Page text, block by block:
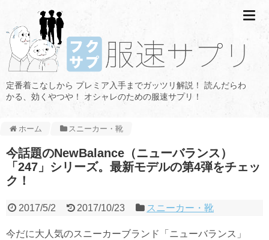
定番着こなしから プレミア入手までガッツリ解説！ 読んだらわ
かる、効くやつや！ オシャレのための服速サプリ！
ホーム スニーカー・靴
今話題のNewBalance（ニューバランス）
「247」シリーズ。最新モデルの第4弾をチェッ
ク！
2017/5/2 2017/10/23 スニーカー・靴
今だに大人気のスニーカーブランド「ニューバランス」